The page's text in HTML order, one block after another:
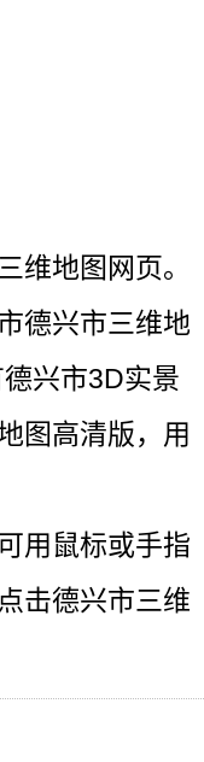
维地图网页。
德兴市三维地
兴市3D实景
图高清版，用
用鼠标或手指
击德兴市三维